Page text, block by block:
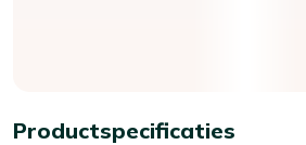
Productspecificaties